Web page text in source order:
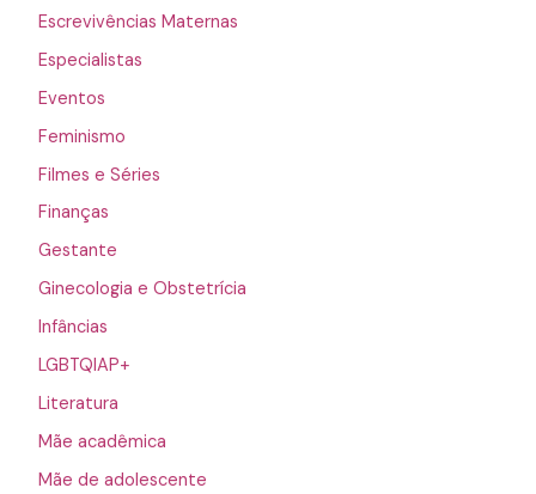
Escrevivências Maternas
Especialistas
Eventos
Feminismo
Filmes e Séries
Finanças
Gestante
Ginecologia e Obstetrícia
Infâncias
LGBTQIAP+
Literatura
Mãe acadêmica
Mãe de adolescente